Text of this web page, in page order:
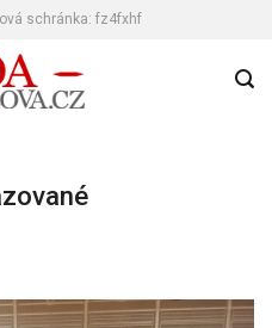
schránka: fz4fxhf